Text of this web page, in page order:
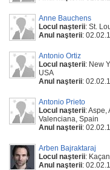
Anne Bauchens
Locul naşterii: St.
Anul naşterii:
Antonio Ortiz
Locul naşterii: New
USA
Anul naşterii:
Antonio Prieto
Locul naşterii: Aspe,
Valenciana, Spain
Anul naşterii:
Arben Bajraktaraj
Locul naşterii:
Anul naşterii: